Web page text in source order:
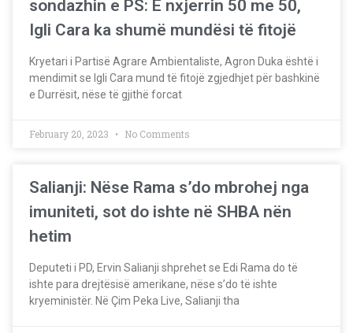
sondazhin e PS: E nxjerrin 50 me 50,
Igli Cara ka shumë mundësi të fitojë
Kryetari i Partisë Agrare Ambientaliste, Agron Duka është i
mendimit se Igli Cara mund të fitojë zgjedhjet për bashkinë
e Durrësit, nëse të gjithë forcat
February 20, 2023 No Comments
Salianji: Nëse Rama s’do mbrohej nga
imuniteti, sot do ishte në SHBA nën
hetim
Deputeti i PD, Ervin Salianji shprehet se Edi Rama do të
ishte para drejtësisë amerikane, nëse s’do të ishte
kryeministër. Në Çim Peka Live, Salianji tha